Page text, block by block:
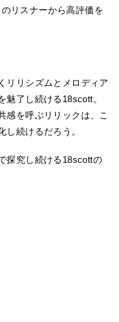
リスナーから高評価を
リリシズムとメロディア
魅了し続ける18scott。
感を呼ぶリリックは、こ
し続けるだろう。
探究し続ける18scottの